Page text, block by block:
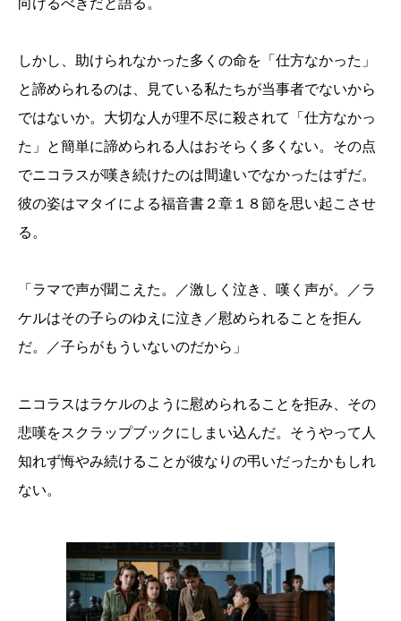
しかし、助けられなかった多くの命を「仕方なかった」
と諦められるのは、見ている私たちが当事者でないから
ではないか。大切な人が理不尽に殺されて「仕方なかっ
た」と簡単に諦められる人はおそらく多くない。その点
でニコラスが嘆き続けたのは間違いでなかったはずだ。
彼の姿はマタイによる福音書２章１８節を思い起こさせ
る。
「ラマで声が聞こえた。／激しく泣き、嘆く声が。／ラ
ケルはその子らのゆえに泣き／慰められることを拒ん
だ。／子らがもういないのだから」
ニコラスはラケルのように慰められることを拒み、その
悲嘆をスクラップブックにしまい込んだ。そうやって人
知れず悔やみ続けることが彼なりの弔いだったかもしれ
ない。